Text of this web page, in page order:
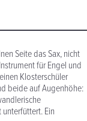
Seite das Sax, nicht
für Engel und
Klosterschüler
beide auf Augenhöhe:
Ein